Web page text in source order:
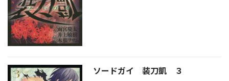
ソードガイ 装刀凱 ３